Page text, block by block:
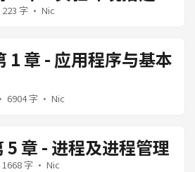
字 · Nic
1 章 - 应用程序与基本
6904 字 · Nic
章 - 进程及进程管理
字 · Nic